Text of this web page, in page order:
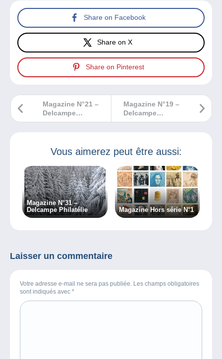
Share on Facebook
Share on X
Share on Pinterest
Magazine N°19 –
Delcampe
Philatélie
Magazine N°21 –
Delcampe
Philatélie
Vous aimerez peut être aussi:
Magazine N°31 –
Delcampe Philatélie
Magazine Hors série N°1
Laisser un commentaire
Votre adresse e-mail ne sera pas publiée. Les champs obligatoires
sont indiqués avec *